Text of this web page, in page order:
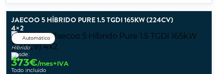
JAECOO 5 HÍBRIDO PURE 1.5 TGDI 165KW (224CV)
4×2
Automático
Híbrido
Desde:
373€/mes+IVA
Todo incluido